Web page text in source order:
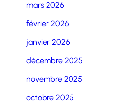
mars 2026
février 2026
janvier 2026
décembre 2025
novembre 2025
octobre 2025